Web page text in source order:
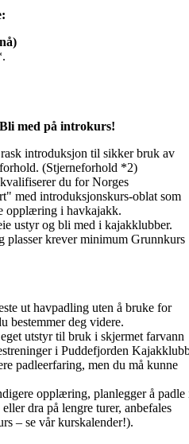
med på introkurs!
introduksjon til sikker bruk av
(Stjerneforhold *2)
du for Norges
med introduksjonskurs-oblat som
opplæring i havkajakk.
ustyr og bli med i kajakklubber.
plasser krever minimum Grunnkurs
ut havpadling uten å bruke for
bestemmer deg videre.
utstyr til bruk i skjermet farvann
i Puddefjorden
padleerfaring, men du må kunne
opplæring, planlegger å padle
dra på lengre turer, anbefales
– se vår kurskalender!).